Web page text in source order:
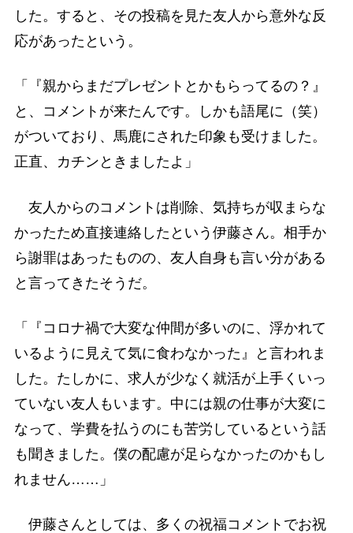
した。すると、その投稿を見た友人から意外な反
応があったという。
「『親からまだプレゼントとかもらってるの？』
と、コメントが来たんです。しかも語尾に（笑）
がついており、馬鹿にされた印象も受けました。
正直、カチンときましたよ」
友人からのコメントは削除、気持ちが収まらな
かったため直接連絡したという伊藤さん。相手か
ら謝罪はあったものの、友人自身も言い分がある
と言ってきたそうだ。
「『コロナ禍で大変な仲間が多いのに、浮かれて
いるように見えて気に食わなかった』と言われま
した。たしかに、求人が少なく就活が上手くいっ
ていない友人もいます。中には親の仕事が大変に
なって、学費を払うのにも苦労しているという話
も聞きました。僕の配慮が足らなかったのかもし
れません……」
伊藤さんとしては、多くの祝福コメントでお祝